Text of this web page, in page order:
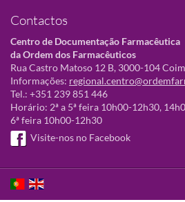
Contactos
Centro de Documentação Farmacêutica
da Ordem dos Farmacêuticos
Rua Castro Matoso 12 B, 3000-104
Informações:
Tel.: +351 239 851 446
Horário: 2ª a 5ª feira 10h00-12h30,
6ª feira 10h00-12h30
Visite-nos no Facebook